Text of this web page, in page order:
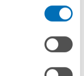
nutzen.
Sie auf „Cookies
gem. Art. 49 Abs. 1
vom Europäischen